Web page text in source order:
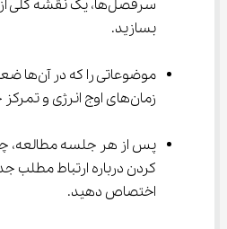
سرفصل‌ها، یک نقشه
بسازید.
زمان‌های اوج انرژی و تمرکز خود مطالعه کنید.
پس از هر جلسه مطالعه،
اختصاص دهید.